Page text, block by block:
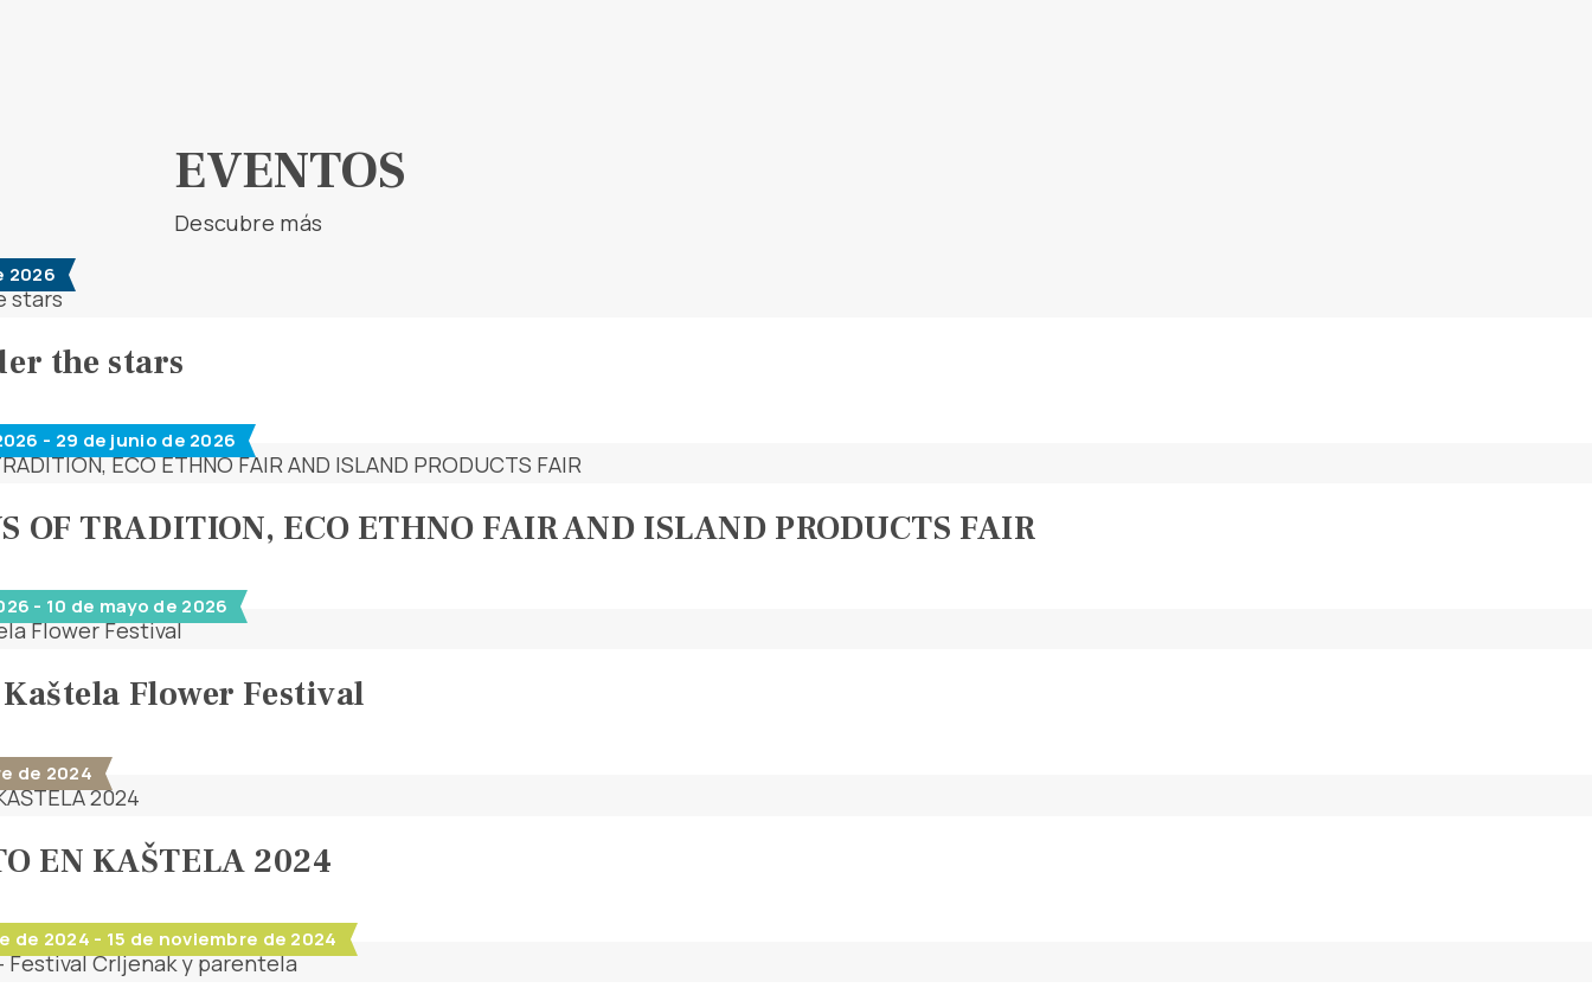
EVENTOS
Descubre más
2026
the stars
- 29 de junio de 2026
OF TRADITION, ECO ETHNO FAIR AND ISLAND PRODUCTS FAIR
- 10 de mayo de 2026
Flower Festival
de 2024
EN KAŠTELA 2024
de 2024 - 15 de noviembre de 2024